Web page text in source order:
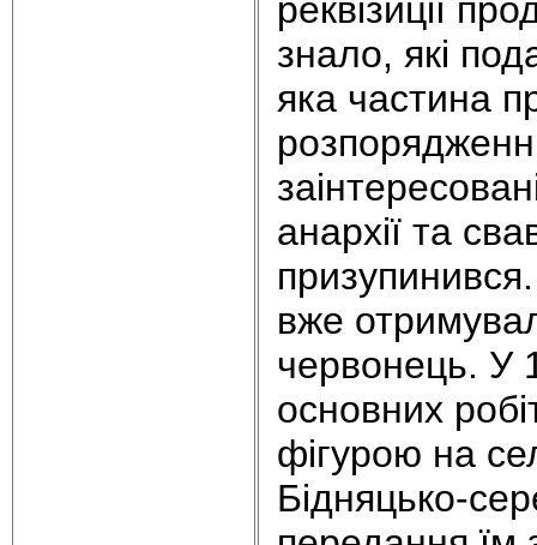
реквізиції
знало, які
яка частина
анархії та
вже
червонець. У
основних
фігурою на
Бідняцько-